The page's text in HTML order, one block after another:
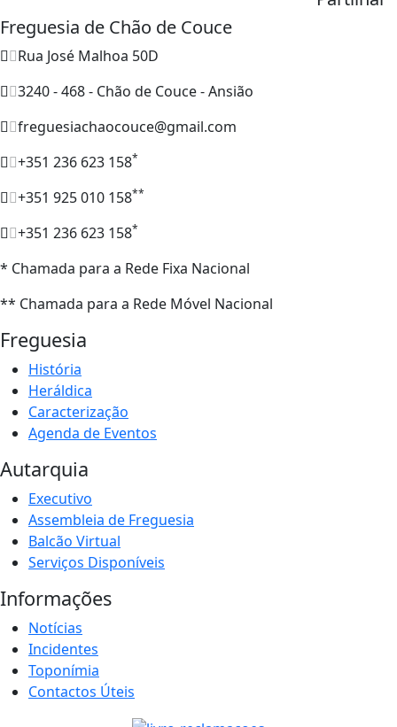
Freguesia de Chão de Couce
Rua José Malhoa 50D
3240 - 468 - Chão de Couce - Ansião
freguesiachaocouce@gmail.com
+351 236 623 158*
+351 925 010 158**
+351 236 623 158*
* Chamada para a Rede Fixa Nacional
** Chamada para a Rede Móvel Nacional
Freguesia
História
Heráldica
Caracterização
Agenda de Eventos
Autarquia
Executivo
Assembleia de Freguesia
Balcão Virtual
Serviços Disponíveis
Informações
Notícias
Incidentes
Toponímia
Contactos Úteis